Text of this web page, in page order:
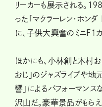
リーカーも展示される。
った「マクラーレン・ホン
に、子供大興奮のミニF1
ほかにも、小林創と木村お
おじ」のジャズライブや
響」によるパフォーマンス
沢山だ。豪華景品がもらえ